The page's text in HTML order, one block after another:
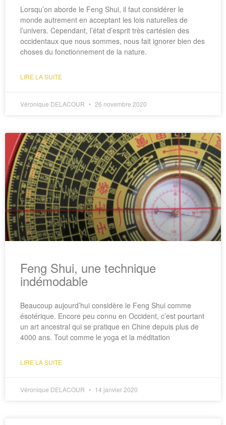
Lorsqu’on aborde le Feng Shui, il faut considérer le
monde autrement en acceptant les lois naturelles de
l’univers. Cependant, l’état d’esprit très cartésien des
occidentaux que nous sommes, nous fait ignorer bien des
choses du fonctionnement de la nature.
LIRE LA SUITE
Véronique DELACOUR 26 novembre 2020
Feng Shui, une technique
indémodable
Beaucoup aujourd’hui considère le Feng Shui comme
ésotérique. Encore peu connu en Occident, c’est pourtant
un art ancestral qui se pratique en Chine depuis plus de
4000 ans. Tout comme le yoga et la méditation
LIRE LA SUITE
Véronique DELACOUR 14 janvier 2020